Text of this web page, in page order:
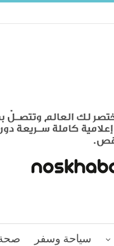
سياحة وسفر